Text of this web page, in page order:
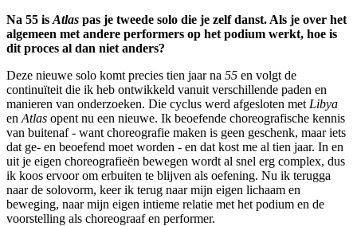
Na 55 is Atlas pas je tweede solo die je zelf danst. Als je over het
algemeen met andere performers op het podium werkt, hoe is
dit proces al dan niet anders?
Deze nieuwe solo komt precies tien jaar na 55 en volgt de
continuïteit die ik heb ontwikkeld vanuit verschillende paden en
manieren van onderzoeken. Die cyclus werd afgesloten met Libya
en Atlas opent nu een nieuwe. Ik beoefende choreografische kennis
van buitenaf - want choreografie maken is geen geschenk, maar iets
dat ge- en beoefend moet worden - en dat kost me al tien jaar. In en
uit je eigen choreografieën bewegen wordt al snel erg complex, dus
ik koos ervoor om erbuiten te blijven als oefening. Nu ik terugga
naar de solovorm, keer ik terug naar mijn eigen lichaam en
beweging, naar mijn eigen intieme relatie met het podium en de
voorstelling als choreograaf en performer.